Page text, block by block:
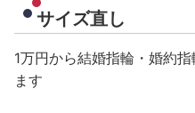
サイズ直し
1万円から結婚指輪・婚約
ます